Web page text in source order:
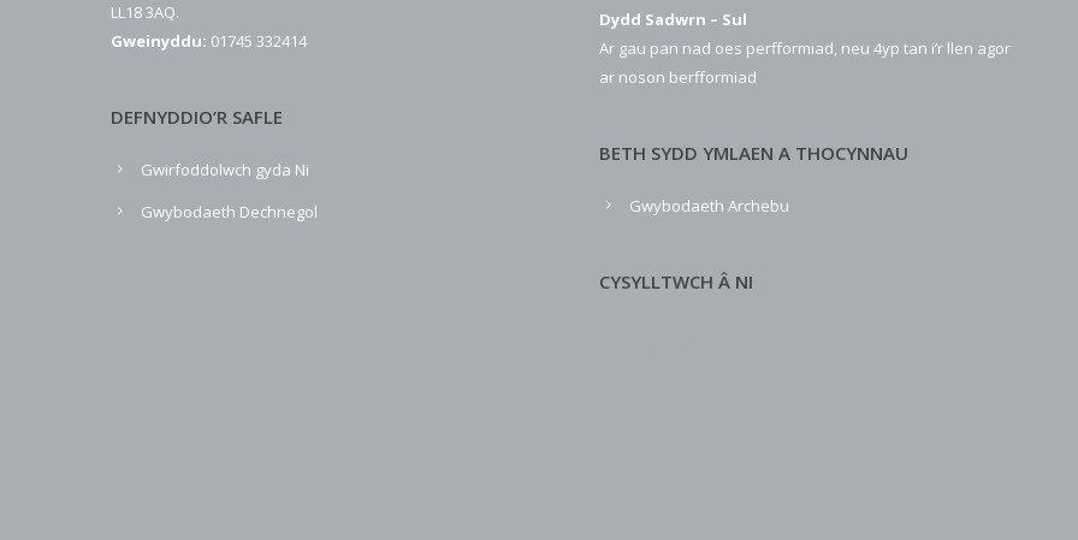
LL18 3AQ.
Gweinyddu: 01745 332414
DEFNYDDIO’R SAFLE
Gwirfoddolwch gyda Ni
Gwybodaeth Dechnegol
Dydd Sadwrn – Sul
Ar gau pan nad oes perfformiad, neu 4yp tan i’r llen agor
ar noson berfformiad
BETH SYDD YMLAEN A THOCYNNAU
Gwybodaeth Archebu
CYSYLLTWCH Â NI